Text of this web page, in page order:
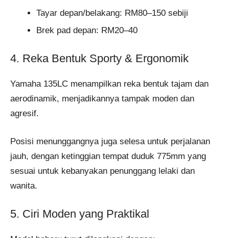
Tayar depan/belakang: RM80–150 sebiji
Brek pad depan: RM20–40
4. Reka Bentuk Sporty & Ergonomik
Yamaha 135LC menampilkan reka bentuk tajam dan
aerodinamik, menjadikannya tampak moden dan
agresif.
Posisi menunggangnya juga selesa untuk perjalanan
jauh, dengan ketinggian tempat duduk 775mm yang
sesuai untuk kebanyakan penunggang lelaki dan
wanita.
5. Ciri Moden yang Praktikal